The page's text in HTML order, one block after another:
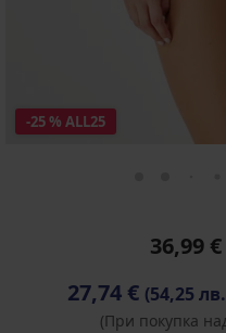
-25 % ALL25
36,99 €
27,74 € (54,25
(При покупка